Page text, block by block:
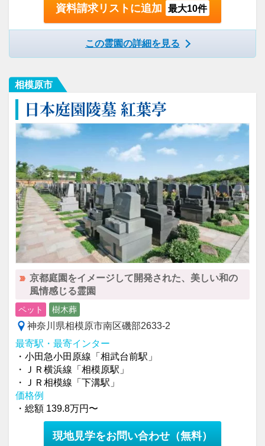
資料請求リストに追加 最大10件
この霊園の詳細を見る
相模原市
日本庭園陵墓 紅葉亭
京都庭園をイメージして開発された、美しい和の
風情感じる霊園
ペット 樹木葬
神奈川県相模原市南区磯部2633-2
最寄駅・最寄インター
・小田急小田原線「相武台前駅」
・ＪＲ横浜線「相模原駅」
・ＪＲ相模線「下溝駅」
価格例
・総額 139.8万円〜
現地見学をお問い合わせ （無料）